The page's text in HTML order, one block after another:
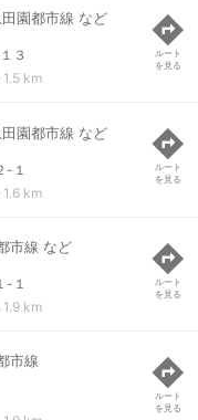
園都市線 など
３
km
ルート
を見る
園都市線 など
-１
1.6 km
ルート
を見る
市線 など
-１
1.9 km
ルート
を見る
市線
ルート
を見る